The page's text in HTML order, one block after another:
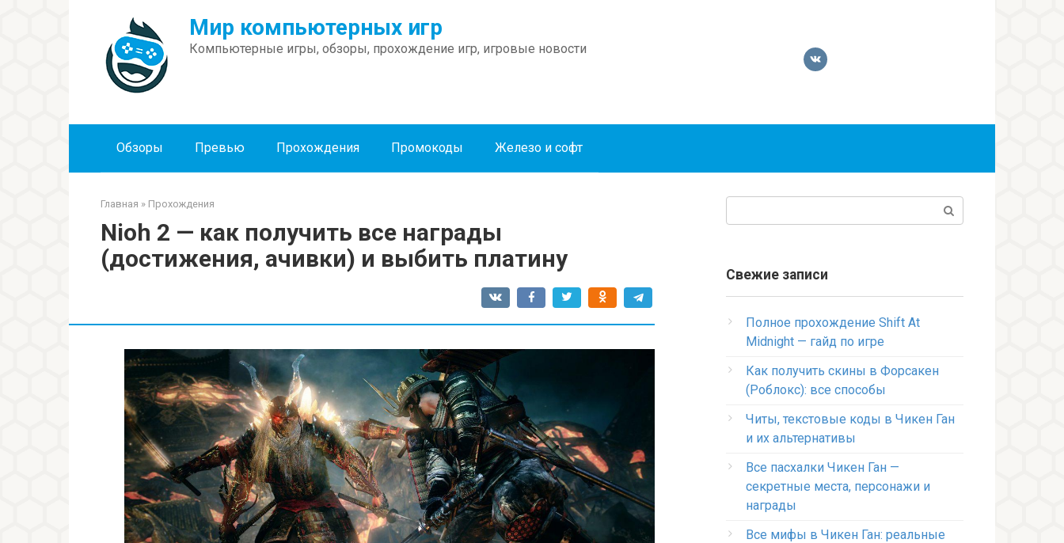
Мир компьютерных игр
Компьютерные игры, обзоры, прохождение игр, игровые новости
Обзоры Превью Прохождения Промокоды Железо и софт
Главная » Прохождения
Nioh 2 — как получить все награды
(достижения, ачивки) и выбить платину
Свежие записи
Полное прохождение Shift At
Midnight — гайд по игре
Как получить скины в Форсакен
(Роблокс): все способы
Читы, текстовые коды в Чикен Ган
и их альтернативы
Все пасхалки Чикен Ган —
секретные места, персонажи и
награды
Все мифы в Чикен Ган: реальные